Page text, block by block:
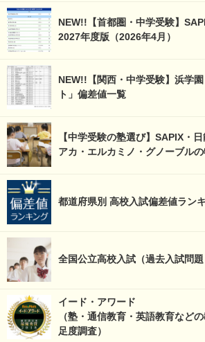
NEW!!【首都圏・中学受験】
2027年度版（2026年4月）
NEW!!【関西・中学受験】浜学
ト」偏差値一覧
【中学受験の塾選び】SAPIX・
アカ・エルカミノ・グノーブル
都道府県別 高校入試偏差値ラン
全国公立高校入試（過去入試問題
イード・アワード
（塾・通信教育・英語教育など
足度調査）